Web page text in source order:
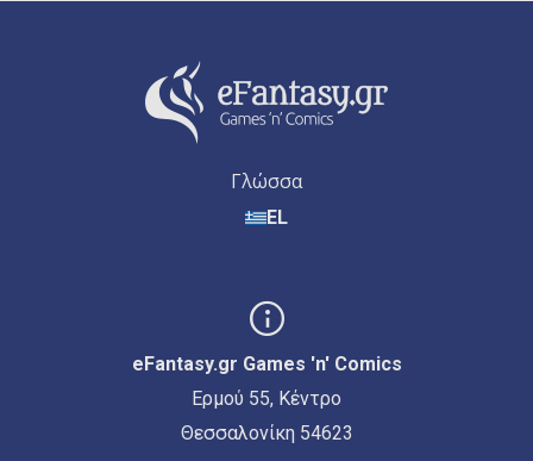
Γλώσσα
EL
eFantasy.gr Games 'n' Comics
Ερμού 55, Κέντρο
Θεσσαλονίκη 54623